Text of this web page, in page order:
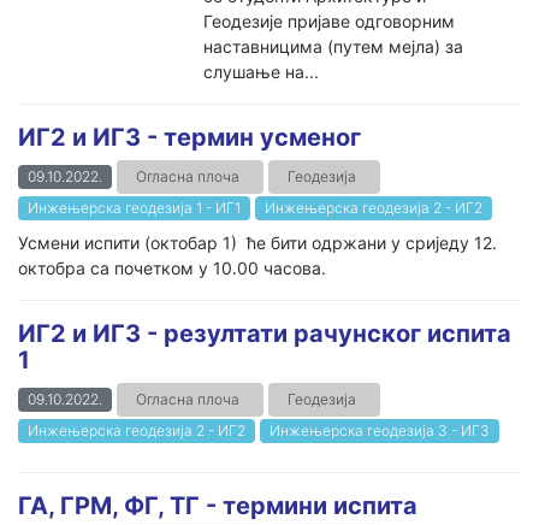
Геодезије пријаве одговорним
наставницима (путем мејла) за
слушање на...
ИГ2 и ИГ3 - термин усменог
09.10.2022. Огласна плоча
Геодезија
Инжењерска геодезија 1 - ИГ1
Инжењерска геодезија 2 - ИГ2
Усмени испити (октобар 1) ће бити одржани у сриједу 12.
октобра са почетком у 10.00 часова.
ИГ2 и ИГ3 - резултати рачунског испита
1
09.10.2022. Огласна плоча
Геодезија
Инжењерска геодезија 2 - ИГ2
Инжењерска геодезија 3 - ИГ3
ГА, ГРМ, ФГ, ТГ - термини испита